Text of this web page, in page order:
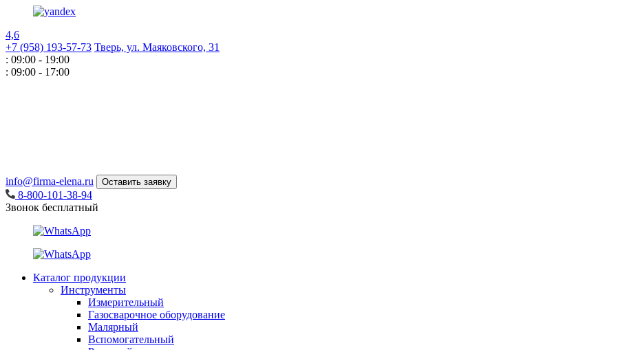
4,6
+7 (958) 193-57-73 Тверь, ул. Маяковского, 31
: 09:00 - 19:00
: 09:00 - 17:00
info@firma-elena.ru Оставить заявку
8-800-101-38-94
Звонок бесплатный
Каталог продукции
Инструменты
Измерительный
Газосварочное оборудование
Малярный
Вспомогательный